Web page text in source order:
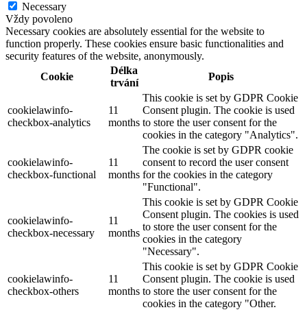
Necessary
Vždy povoleno
Necessary cookies are absolutely essential for the website to
function properly. These cookies ensure basic functionalities and
security features of the website, anonymously.
Cookie
Délka
trvání
Popis
cookielawinfo-
checkbox-analytics
11
months
This cookie is set by GDPR Cookie
Consent plugin. The cookie is used
to store the user consent for the
cookies in the category "Analytics".
cookielawinfo-
checkbox-functional
11
months
The cookie is set by GDPR cookie
consent to record the user consent
for the cookies in the category
"Functional".
cookielawinfo-
checkbox-necessary
11
months
This cookie is set by GDPR Cookie
Consent plugin. The cookies is used
to store the user consent for the
cookies in the category
"Necessary".
cookielawinfo-
checkbox-others
11
months
This cookie is set by GDPR Cookie
Consent plugin. The cookie is used
to store the user consent for the
cookies in the category "Other.